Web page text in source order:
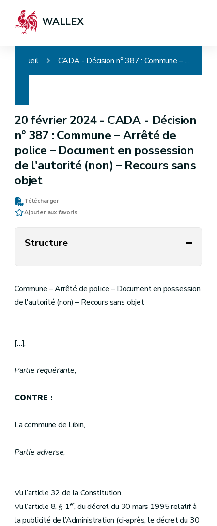
WALLEX
Accueil CADA - Décision n° 387 : Commune – Arrêté de police – Document en possession de l'autorité (non) – Recours sans objet
20 février 2024 - CADA - Décision
n° 387 : Commune – Arrêté de
police – Document en possession
de l'autorité (non) – Recours sans
objet
Télécharger
Ajouter aux favoris
Structure
Commune – Arrêté de police – Document en possession
de l'autorité (non) – Recours sans objet
[…],
Partie requérante,
CONTRE :
La commune de Libin,
Partie adverse,
Vu l’article 32 de la Constitution,
Vu l’article 8, § 1er, du décret du 30 mars 1995 relatif à
la publicité de l’Administration (ci-après, le décret du 30